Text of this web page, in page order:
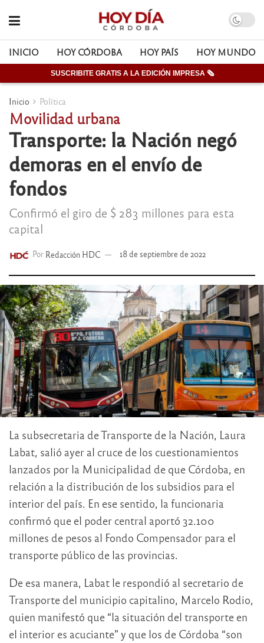
INICIO HOY CÓRDOBA HOY PAÍS HOY MUNDO
SUSCRIBITE GRATIS A LA EDICIÓN IMPRESA 🗞
Inicio Política
Movilidad urbana
Transporte: la Nación negó
demoras en el envío de
fondos
Confirmó el giro de $ 283 millones para esta
capital
Por Redacción HDC 18 de septiembre de 2022
La subsecretaria de Transporte de la Nación, Laura
Labat, salió ayer al cruce de los cuestionamientos
lanzados por la Municipalidad de que Córdoba, en
relación a la distribución de los subsidios para el
interior del país. En ese sentido, la funcionaria
confirmó que el poder central aportó 32.100
millones de pesos al Fondo Compensador para el
transporte público de las provincias.
De esa manera, Labat le respondió al secretario de
Transporte del municipio capitalino, Marcelo Rodio,
quien manifestó que “la situación del transporte en
el interior es acuciante” y que los de Córdoba “son